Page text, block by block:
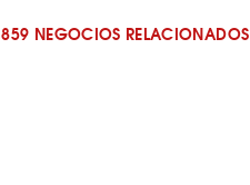
859 NEGOCIOS RELACIONADOS